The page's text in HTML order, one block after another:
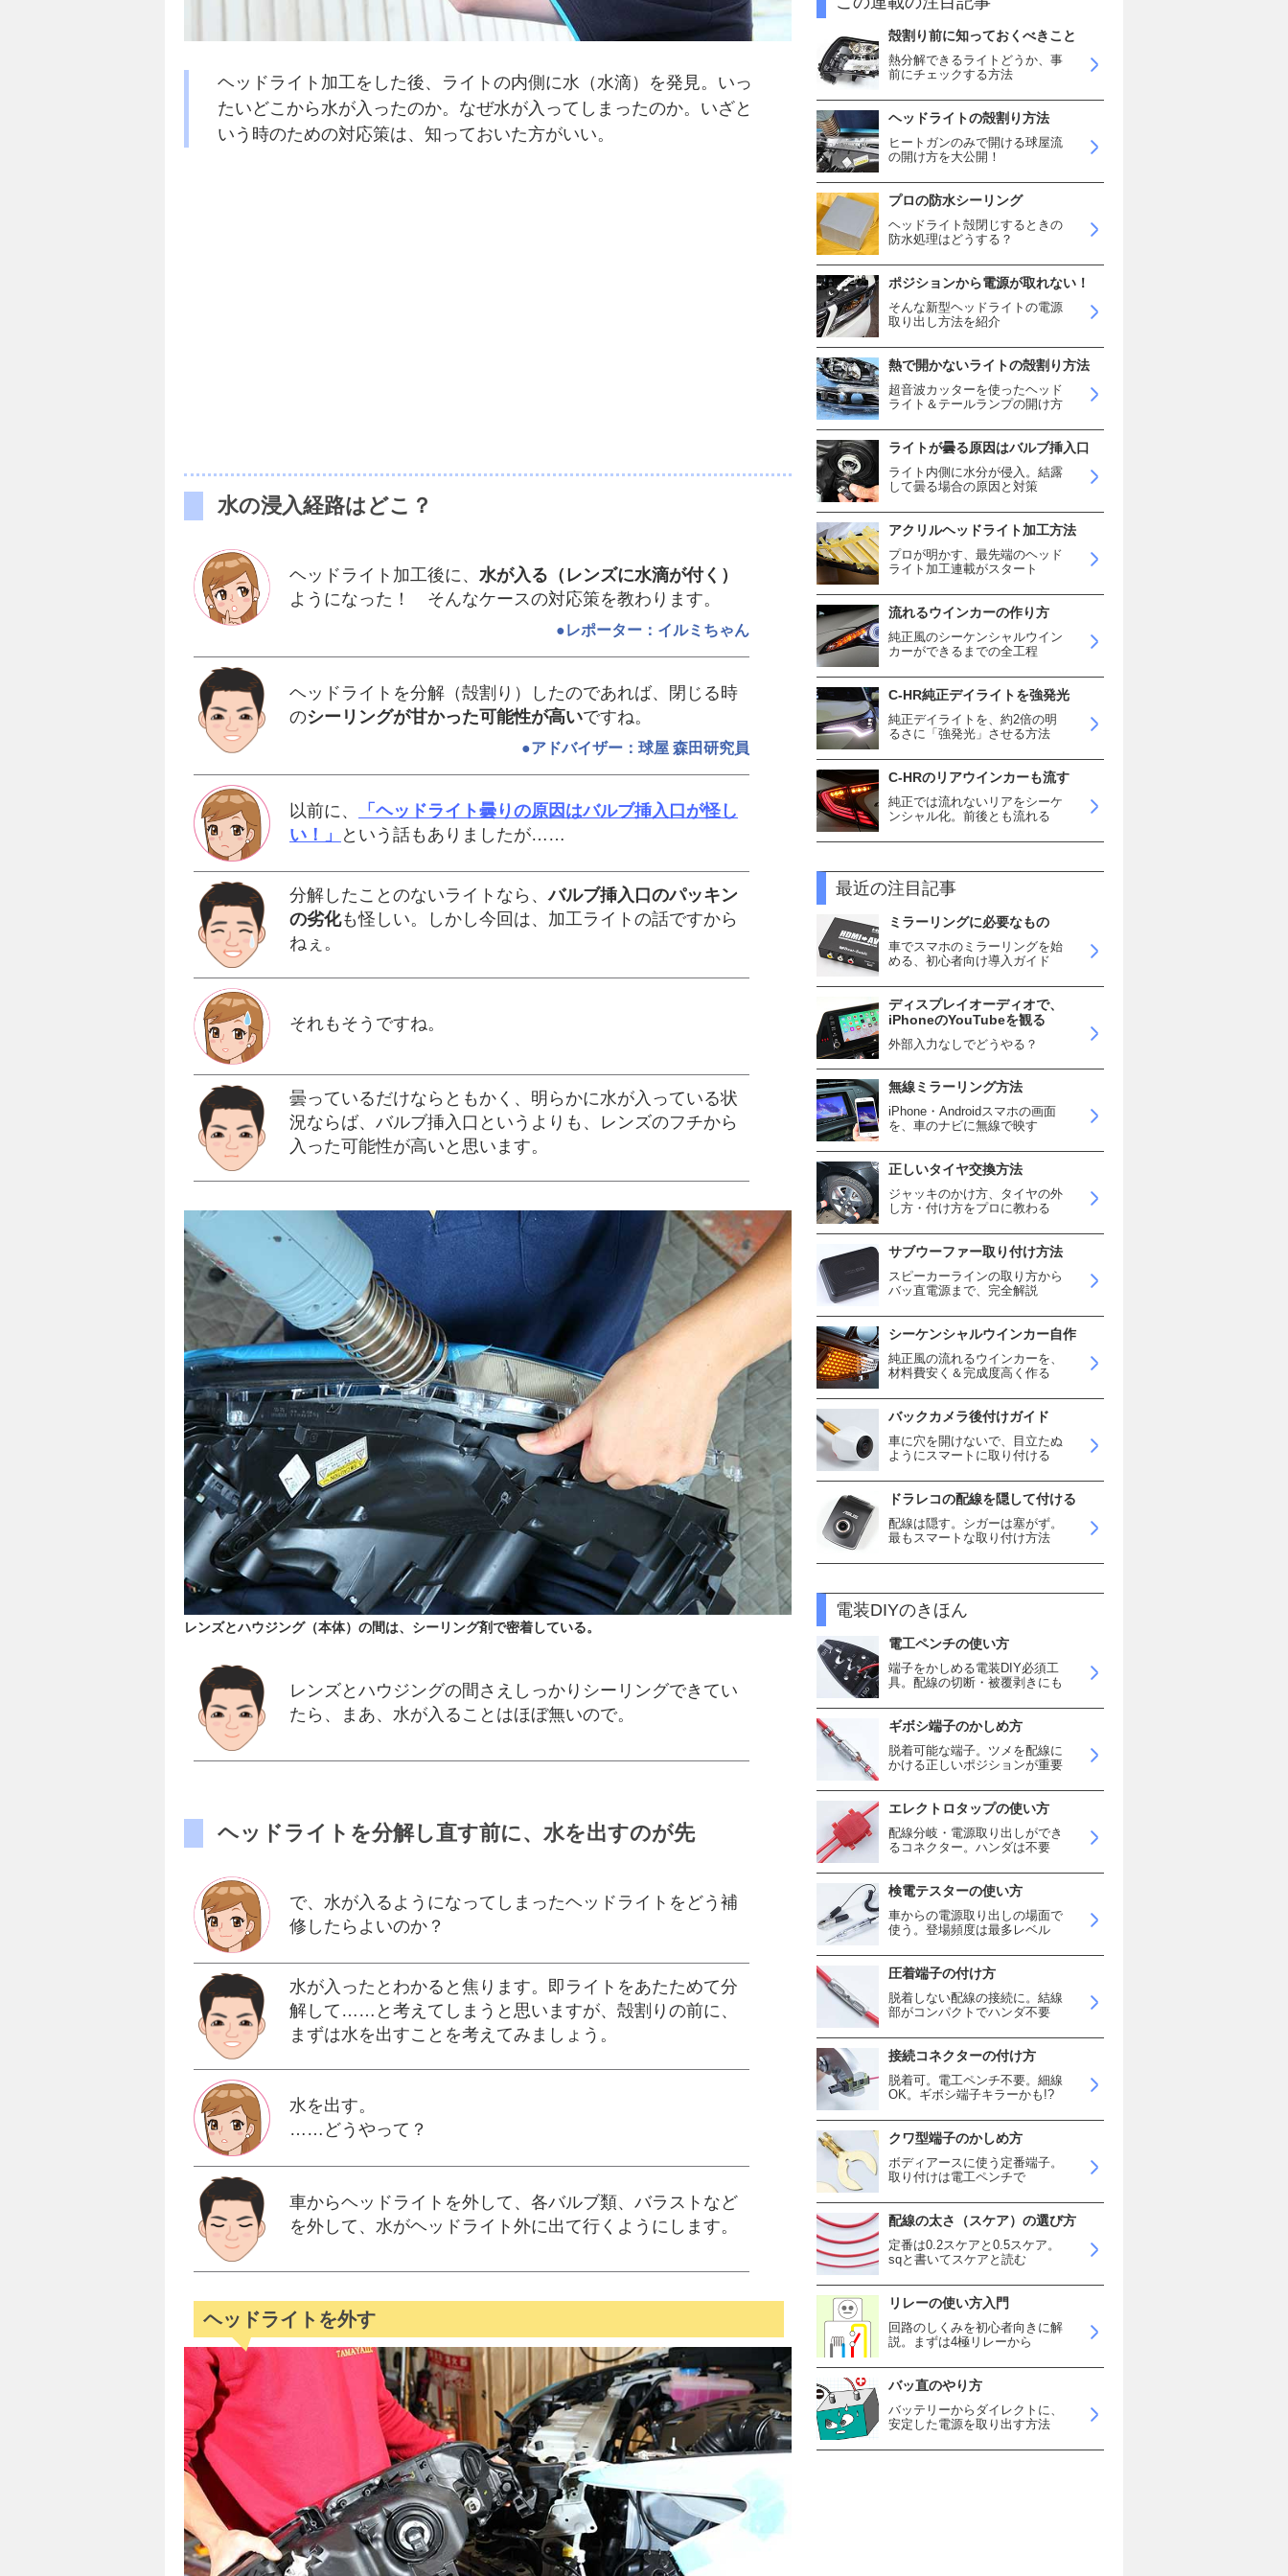
ヘッドライト加工をした後、ライトの内側に水（水滴）を発見。いっ
たいどこから水が入ったのか。なぜ水が入ってしまったのか。いざと
いう時のための対応策は、知っておいた方がいい。
水の浸入経路はどこ？
ヘッドライト加工後に、 水が入る（レンズに水滴が付く）
ようになった！ そんなケースの対応策を教わります。
●レポーター：イルミちゃん
ヘッドライトを分解（殻割り）したのであれば、閉じる時
のシーリングが甘かった可能性が高いですね。
●アドバイザー：球屋 森田研究員
以前に、
「ヘッドライト曇りの原因はバルブ挿入口が怪し
い！」
という話もありましたが……
分解したことのないライトなら、バルブ挿入口のパッキン
の劣化も怪しい。しかし今回は、加工ライトの話ですから
ねぇ。
それもそうですね。
曇っているだけならともかく、明らかに水が入っている状
況ならば、バルブ挿入口というよりも、レンズのフチから
入った可能性が高いと思います。
レンズとハウジング（本体）の間は、シーリング剤で密着している。
レンズとハウジングの間さえしっかりシーリングできてい
たら、まあ、水が入ることはほぼ無いので。
ヘッドライトを分解し直す前に、水を出すのが先
で、水が入るようになってしまったヘッドライトをどう補
修したらよいのか？
水が入ったとわかると焦ります。即ライトをあたためて分
解して……と考えてしまうと思いますが、殻割りの前に、
まずは水を出すことを考えてみましょう。
水を出す。
……どうやって？
車からヘッドライトを外して、各バルブ類、バラストなど
を外して、水がヘッドライト外に出て行くようにします。
ヘッドライトを外す
殻割り前に知っておくべきこと
熱分解できるライトどうか、事
前にチェックする方法
ヘッドライトの殻割り方法
ヒートガンのみで開ける球屋流
の開け方を大公開！
プロの防水シーリング
ヘッドライト殻閉じするときの
防水処理はどうする？
ポジションから電源が取れない！
そんな新型ヘッドライトの電源
取り出し方法を紹介
熱で開かないライトの殻割り方法
超音波カッターを使ったヘッド
ライト＆テールランプの開け方
ライトが曇る原因はバルブ挿入口
ライト内側に水分が侵入。結露
して曇る場合の原因と対策
アクリルヘッドライト加工方法
プロが明かす、最先端のヘッド
ライト加工連載がスタート
流れるウインカーの作り方
純正風のシーケンシャルウイン
カーができるまでの全工程
C-HR純正デイライトを強発光
純正デイライトを、約2倍の明
るさに「強発光」させる方法
C-HRのリアウインカーも流す
純正では流れないリアをシーケ
ンシャル化。前後とも流れる
最近の注目記事
ミラーリングに必要なもの
車でスマホのミラーリングを始
める、初心者向け導入ガイド
ディスプレイオーディオで、
iPhoneのYouTubeを観る
外部入力なしでどうやる？
無線ミラーリング方法
iPhone・Androidスマホの画面
を、車のナビに無線で映す
正しいタイヤ交換方法
ジャッキのかけ方、タイヤの外
し方・付け方をプロに教わる
サブウーファー取り付け方法
スピーカーラインの取り方から
バッ直電源まで、完全解説
シーケンシャルウインカー自作
純正風の流れるウインカーを、
材料費安く＆完成度高く作る
バックカメラ後付けガイド
車に穴を開けないで、目立たぬ
ようにスマートに取り付ける
ドラレコの配線を隠して付ける
配線は隠す。シガーは塞がず。
最もスマートな取り付け方法
電装DIYのきほん
電工ペンチの使い方
端子をかしめる電装DIY必須工
具。配線の切断・被覆剥きにも
ギボシ端子のかしめ方
脱着可能な端子。ツメを配線に
かける正しいポジションが重要
エレクトロタップの使い方
配線分岐・電源取り出しができ
るコネクター。ハンダは不要
検電テスターの使い方
車からの電源取り出しの場面で
使う。登場頻度は最多レベル
圧着端子の付け方
脱着しない配線の接続に。結線
部がコンパクトでハンダ不要
接続コネクターの付け方
脱着可。電工ペンチ不要。細線
OK。ギボシ端子キラーかも!?
クワ型端子のかしめ方
ボディアースに使う定番端子。
取り付けは電工ペンチで
配線の太さ（スケア）の選び方
定番は0.2スケアと0.5スケア。
sqと書いてスケアと読む
リレーの使い方入門
回路のしくみを初心者向きに解
説。まずは4極リレーから
バッ直のやり方
バッテリーからダイレクトに、
安定した電源を取り出す方法